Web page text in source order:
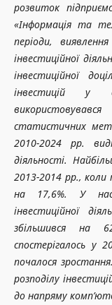
розвиток
«Інформація та
періоди,
інвестиційної
інвестиційної
інвестицій у
статистичних
2010-2024 рр.
діяльності.
2013-2014 рр., коли
на 17,6%. У
інвестиційної
збільшився на
спостерігалось
почалося
розподілу
до напряму